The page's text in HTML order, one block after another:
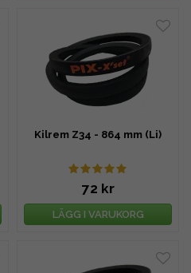
Kilrem Z34 - 864 mm (Li)
72 kr
LÄGG I VARUKORG